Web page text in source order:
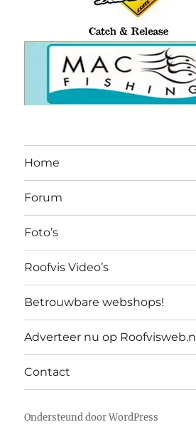
Home
Forum
Foto’s
Roofvis Video’s
Betrouwbare webshops!
Adverteer nu op Roofvisweb.nl
Contact
Ondersteund door WordPress